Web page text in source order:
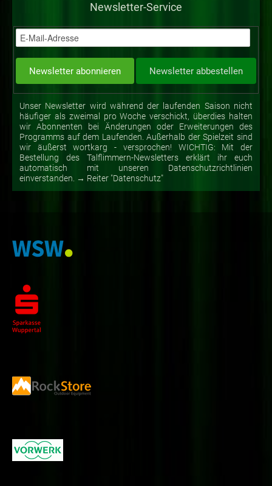
Newsletter-Service
Unser Newsletter wird während der laufenden Saison nicht
häufiger als zweimal pro Woche verschickt, überdies halten
wir Abonnenten bei Änderungen oder Erweiterungen des
Programms auf dem Laufenden. Außerhalb der Spielzeit sind
wir äußerst wortkarg - versprochen! WICHTIG: Mit der
Bestellung des Talflimmern-Newsletters erklärt ihr euch
automatisch mit unseren Datenschutzrichtlinien
einverstanden. → Reiter "Datenschutz"